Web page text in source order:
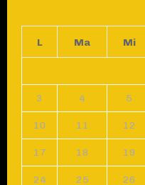
L Ma Mi
3 4 5
10 11 12
17 18 19
24 25 26